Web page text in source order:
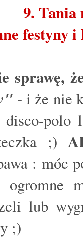
9.
festyny
sprawę,
- i że nie
polo
;)
: móc
ogromne
lub
;)